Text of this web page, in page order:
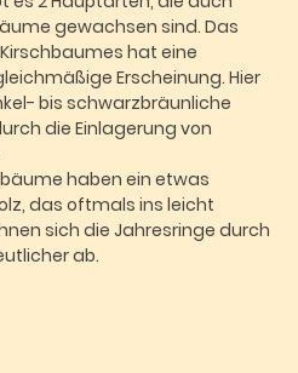
gewachsen sind. Das
hat eine
Erscheinung. Hier
bis schwarzbräunliche
die Einlagerung von
haben ein etwas
das oftmals ins leicht
sich die Jahresringe durch
ab.